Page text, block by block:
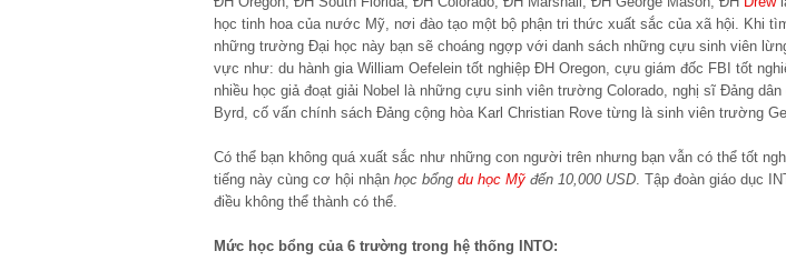
học tinh hoa của nước Mỹ, nơi đào tạo một bộ phận tri thức xuất sắc của xã hội. Khi
những trường Đại học này bạn sẽ choáng ngợp với danh sách những cựu sinh viên
vực như: du hành gia William Oefelein tốt nghiệp ĐH Oregon, cựu giám đốc FBI tốt
nhiều học giả đoạt giải Nobel là những cựu sinh viên trường Colorado, nghị sĩ Đảng dân
Byrd, cố vấn chính sách Đảng cộng hòa Karl Christian Rove từng là sinh viên trường
Có thể bạn không quá xuất sắc như những con người trên nhưng bạn vẫn có thể tốt
tiếng này cùng cơ hội nhận học bổng du học Mỹ đến 10,000 USD . Tập đoàn giáo dục
điều không thể thành có thể.
Mức học bổng của 6 trường trong hệ thống INTO: